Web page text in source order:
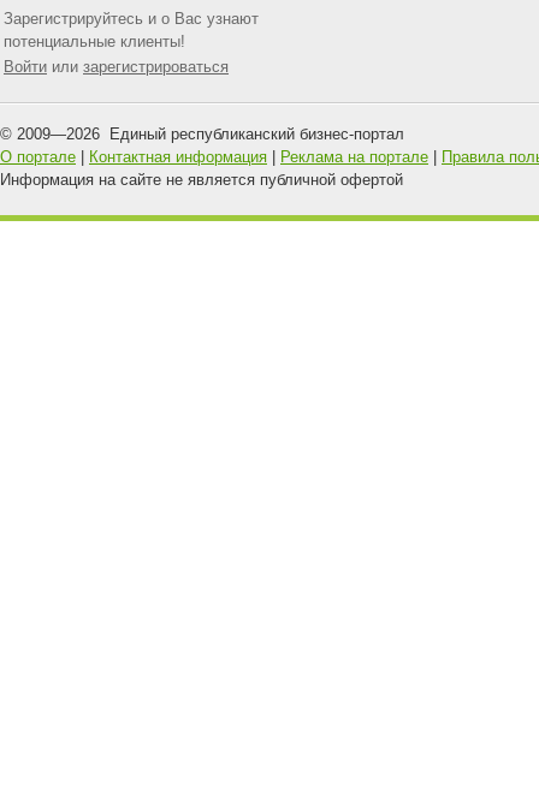
Зарегистрируйтесь и о Вас узнают
потенциальные клиенты!
Войти или зарегистрироваться
© 2009—2026 Единый республиканский бизнес-портал
О портале
Контактная информация Реклама на портале
Правила
Информация на сайте не является публичной офертой